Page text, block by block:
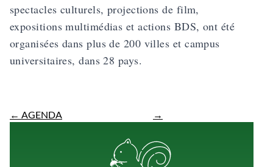
spectacles culturels, projections de film,
expositions multimédias et actions BDS, ont été
organisées dans plus de 200 villes et campus
universitaires, dans 28 pays.
← AGENDA →